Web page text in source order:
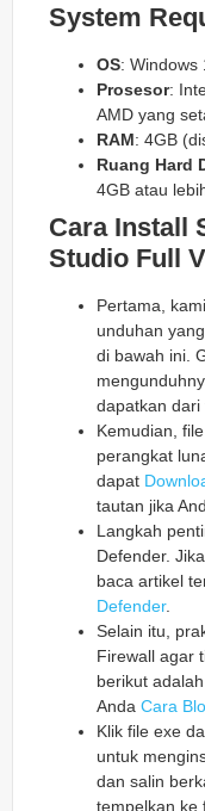
System
OS: Windows
Prosesor:
AMD yang
RAM: 4GB
Ruang Hard
4GB atau
Cara Install
Studio Full
Pertama,
unduhan
di bawah ini.
dapatkan dari
Kemudian,
perangkat
dapat
tautan jika
Langkah
Defender.
baca artikel
Defender.
Selain itu,
Firewall agar
berikut
Anda Cara
Klik file exe
untuk
dan salin
tempelkan ke